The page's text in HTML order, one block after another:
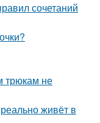
сочетаний
трюкам не
живёт в